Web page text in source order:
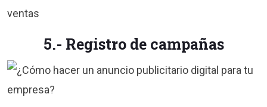
5.- Registro de campañas